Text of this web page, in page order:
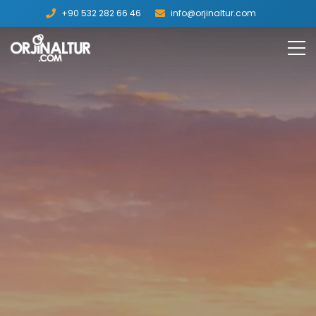
+90 532 282 66 46 info@orjinaltur.com